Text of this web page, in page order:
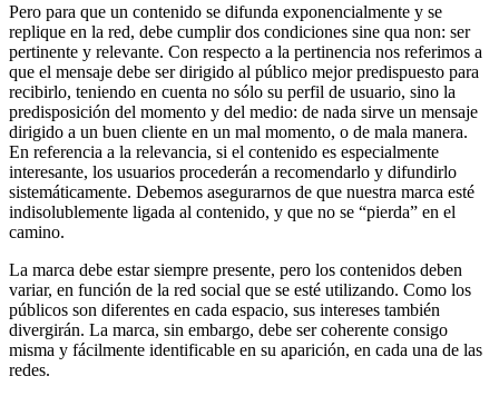
Pero para que un contenido se difunda exponencialmente y se
replique en la red, debe cumplir dos condiciones sine qua non: ser
pertinente y relevante. Con respecto a la pertinencia nos referimos a
que el mensaje debe ser dirigido al público mejor predispuesto para
recibirlo, teniendo en cuenta no sólo su perfil de usuario, sino la
predisposición del momento y del medio: de nada sirve un mensaje
dirigido a un buen cliente en un mal momento, o de mala manera.
En referencia a la relevancia, si el contenido es especialmente
interesante, los usuarios procederán a recomendarlo y difundirlo
sistemáticamente. Debemos asegurarnos de que nuestra marca esté
indisolublemente ligada al contenido, y que no se “pierda” en el
camino.
La marca debe estar siempre presente, pero los contenidos deben
variar, en función de la red social que se esté utilizando. Como los
públicos son diferentes en cada espacio, sus intereses también
divergirán. La marca, sin embargo, debe ser coherente consigo
misma y fácilmente identificable en su aparición, en cada una de las
redes.